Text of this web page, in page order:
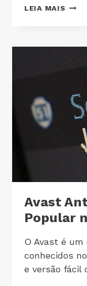
LEIA MAIS
Avast
Popular
O Avast é
conhecidos
e versão fácil